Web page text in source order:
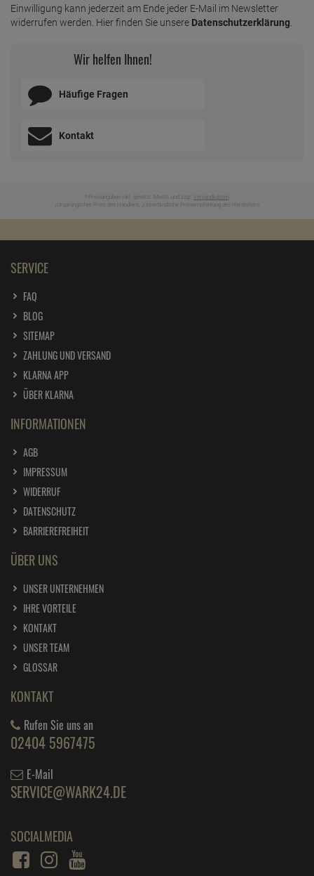
Einwilligung kann jederzeit am Ende jeder E-Mail im Newsletter
widerrufen werden. Hier finden Sie unsere Datenschutzerklärung
Wir helfen Ihnen!
Häufige Fragen
Kontakt
* Preisangaben inkl. gesetzl. MwSt. und zzgl. Versandkosten
Ursprünglicher Preis des Händlers, Unverbindliche Preisempfehlung des Herstellers
SERVICE
FAQ
BLOG
SITEMAP
ZAHLUNG UND VERSAND
KLARNA APP
ÜBER KLARNA
INFORMATIONEN
AGB
IMPRESSUM
WIDERRUF
DATENSCHUTZ
BARRIEREFREIHEIT
ÜBER UNS
UNSER UNTERNEHMEN
IHRE VORTEILE
KONTAKT
UNSER TEAM
GLOSSAR
KONTAKT
Rufen Sie uns an
02404 5967475
E-Mail
SERVICE@WARK24.DE
SOCIALMEDIA